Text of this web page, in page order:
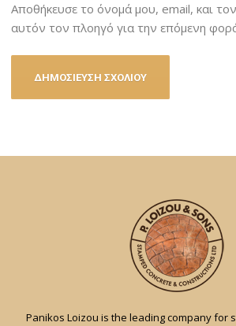
Αποθήκευσε το όνομά μου, email, και
αυτόν τον πλοηγό για την επόμενη
Panikos Loizou is the leading company for